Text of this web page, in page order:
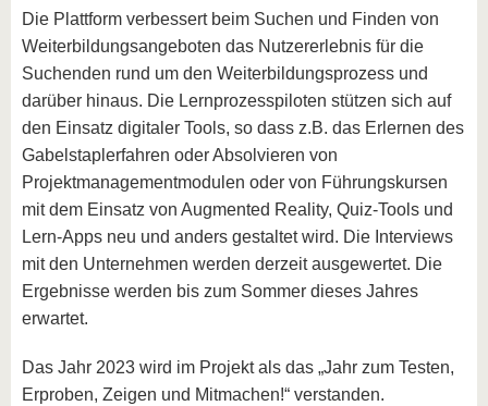
Die Plattform verbessert beim Suchen und Finden von
Weiterbildungsangeboten das Nutzererlebnis für die
Suchenden rund um den Weiterbildungsprozess und
darüber hinaus. Die Lernprozesspiloten stützen sich auf
den Einsatz digitaler Tools, so dass z.B. das Erlernen des
Gabelstaplerfahren oder Absolvieren von
Projektmanagementmodulen oder von Führungskursen
mit dem Einsatz von Augmented Reality, Quiz-Tools und
Lern-Apps neu und anders gestaltet wird. Die Interviews
mit den Unternehmen werden derzeit ausgewertet. Die
Ergebnisse werden bis zum Sommer dieses Jahres
erwartet.
Das Jahr 2023 wird im Projekt als das „Jahr zum Testen,
Erproben, Zeigen und Mitmachen!“ verstanden.